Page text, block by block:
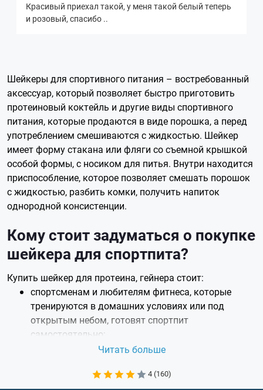
Красивый приехал такой, у меня такой белый теперь
и розовый, спасибо ..
Шейкеры для спортивного питания – востребованный
аксессуар, который позволяет быстро приготовить
протеиновый коктейль и другие виды спортивного
питания, которые продаются в виде порошка, а перед
употреблением смешиваются с жидкостью. Шейкер
имеет форму стакана или фляги со съемной крышкой
особой формы, с носиком для питья. Внутри находится
приспособление, которое позволяет смешать порошок
с жидкостью, разбить комки, получить напиток
однородной консистенции.
Кому стоит задуматься о покупке
шейкера для спортпита?
Купить шейкер для протеина, гейнера стоит:
спортсменам и любителям фитнеса, которые
тренируются в домашних условиях или под
открытым небом, готовят спортпит
самостоятельно;
лицам, которые посещают тренажерный зал без
спортивного питания ингредиенты,
Читать больше
4 (160)